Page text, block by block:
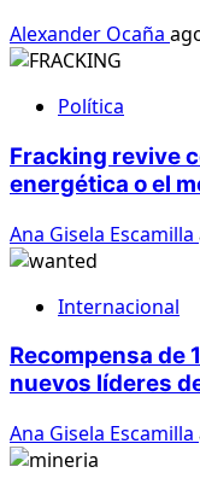
Alexander Ocaña
Política
Fracking revive
energética o el
Ana Gisela Escamilla
Internacional
Recompensa de
nuevos líderes
Ana Gisela Escamilla